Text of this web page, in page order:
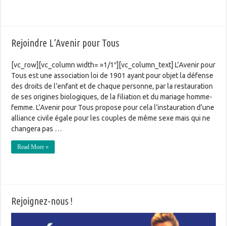
Rejoindre L’Avenir pour Tous
[vc_row][vc_column width= »1/1″][vc_column_text] L’Avenir pour
Tous est une association loi de 1901 ayant pour objet la défense
des droits de l’enfant et de chaque personne, par la restauration
de ses origines biologiques, de la filiation et du mariage homme-
femme. L’Avenir pour Tous propose pour cela l’instauration d’une
alliance civile égale pour les couples de même sexe mais qui ne
changera pas …
Read More »
Rejoignez-nous !